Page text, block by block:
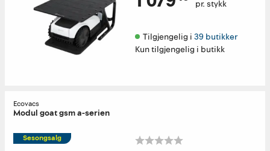
pr. stykk
Tilgjengelig i 39 butikker
Kun tilgjengelig i butikk
Ecovacs
Modul goat gsm a-serien
Sesongsalg